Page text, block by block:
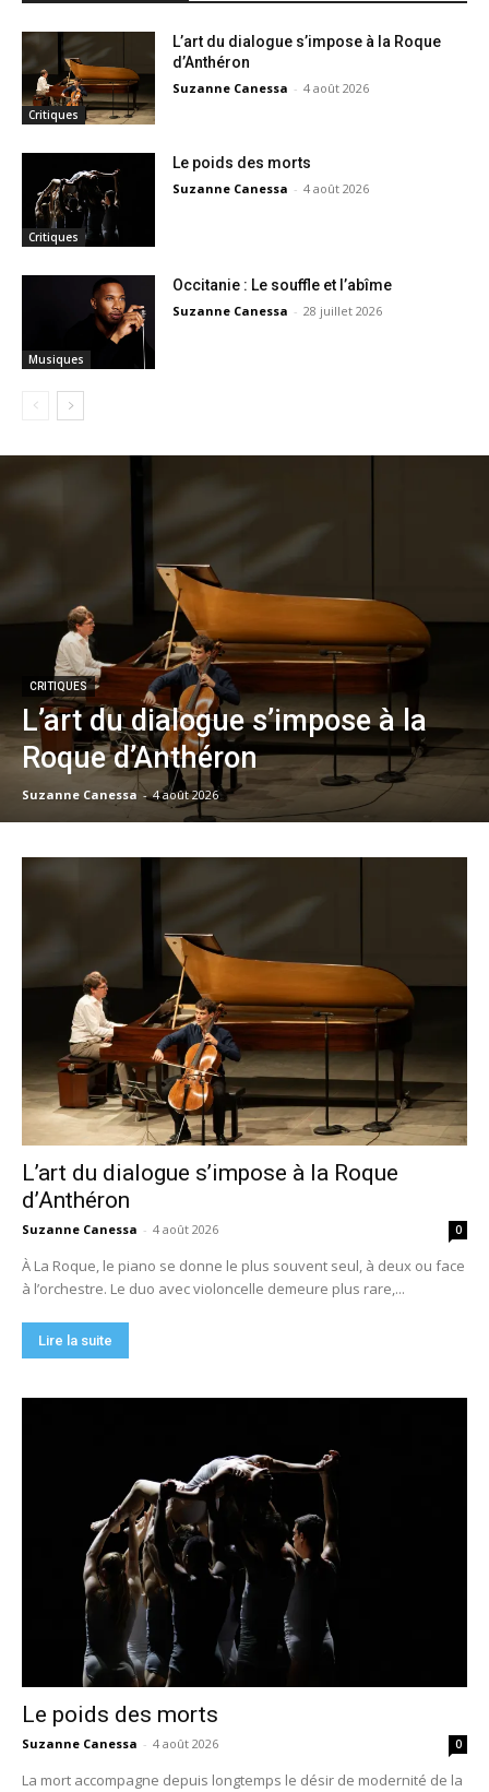
Critiques
L’art du dialogue s’impose à la Roque
d’Anthéron
Suzanne Canessa - 4 août 2026
Critiques
Le poids des morts
Suzanne Canessa - 4 août 2026
Musiques
Occitanie : Le souffle et l’abîme
Suzanne Canessa - 28 juillet 2026
CRITIQUES
L’art du dialogue s’impose à la
Roque d’Anthéron
Suzanne Canessa - 4 août 2026
L’art du dialogue s’impose à la Roque
d’Anthéron
Suzanne Canessa - 4 août 2026 0
À La Roque, le piano se donne le plus souvent seul, à deux ou face
à l’orchestre. Le duo avec violoncelle demeure plus rare,...
Lire la suite
Le poids des morts
Suzanne Canessa - 4 août 2026 0
La mort accompagne depuis longtemps le désir de modernité de la